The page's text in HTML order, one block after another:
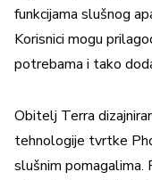
funkcijama slušnog
Korisnici mogu
potrebama i tako
Obitelj Terra
tehnologije tvrtke
slušnim